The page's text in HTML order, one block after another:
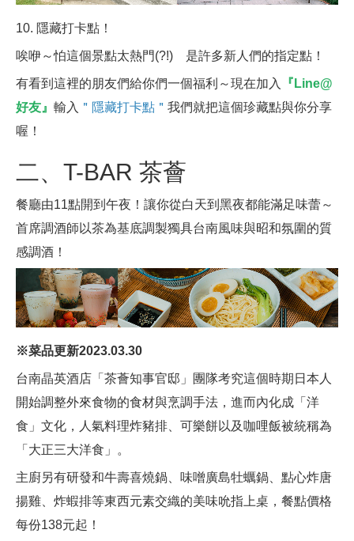
10. 隱藏打卡點！
唉咿～怕這個景點太熱門(?!) 是許多新人們的指定點！
有看到這裡的朋友們給你們一個福利～現在加入 『 Line@
好友 』 輸入 ＂隱藏打卡點＂ 我們就把這個珍藏點與你分享
喔！
二、T-BAR 茶薈
餐廳由11點開到午夜！讓你從白天到黑夜都能滿足味蕾～
首席調酒師以茶為基底調製獨具台南風味與昭和氛圍的質
感調酒！
※菜品更新2023.03.30
台南晶英酒店「茶薈知事官邸」團隊考究這個時期日本人
開始調整外來食物的食材與烹調手法，進而內化成「洋
食」文化，人氣料理炸豬排、可樂餅以及咖哩飯被統稱為
「大正三大洋食」。
主廚另有研發和牛壽喜燒鍋、味噌廣島牡蠣鍋、點心炸唐
揚雞、炸蝦排等東西元素交織的美味吮指上桌，餐點價格
每份138元起！